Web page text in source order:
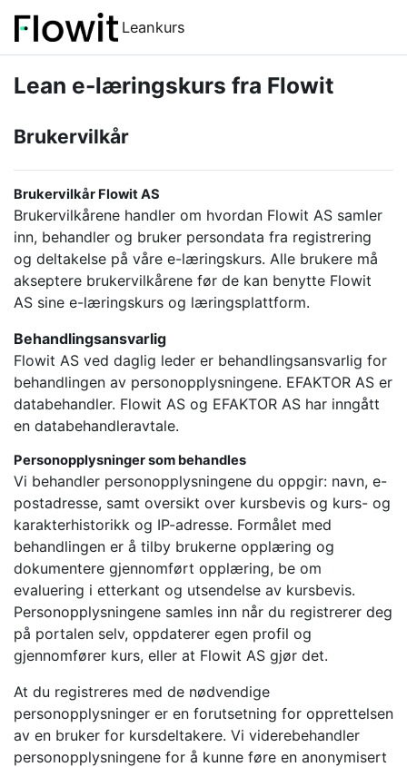
Leankurs
Lean e-læringskurs fra Flowit
Brukervilkår
Brukervilkår Flowit AS
Brukervilkårene handler om hvordan Flowit AS samler
inn, behandler og bruker persondata fra registrering
og deltakelse på våre e-læringskurs. Alle brukere må
akseptere brukervilkårene før de kan benytte Flowit
AS sine e-læringskurs og læringsplattform.
Behandlingsansvarlig
Flowit AS ved daglig leder er behandlingsansvarlig for
behandlingen av personopplysningene. EFAKTOR AS er
databehandler. Flowit AS og EFAKTOR AS har inngått
en databehandleravtale.
Personopplysninger som behandles
Vi behandler personopplysningene du oppgir: navn, e-
postadresse, samt oversikt over kursbevis og kurs- og
karakterhistorikk og IP-adresse. Formålet med
behandlingen er å tilby brukerne opplæring og
dokumentere gjennomført opplæring, be om
evaluering i etterkant og utsendelse av kursbevis.
Personopplysningene samles inn når du registrerer deg
på portalen selv, oppdaterer egen profil og
gjennomfører kurs, eller at Flowit AS gjør det.
At du registreres med de nødvendige
personopplysninger er en forutsetning for opprettelsen
av en bruker for kursdeltakere. Vi viderebehandler
personopplysningene for å kunne føre en anonymisert